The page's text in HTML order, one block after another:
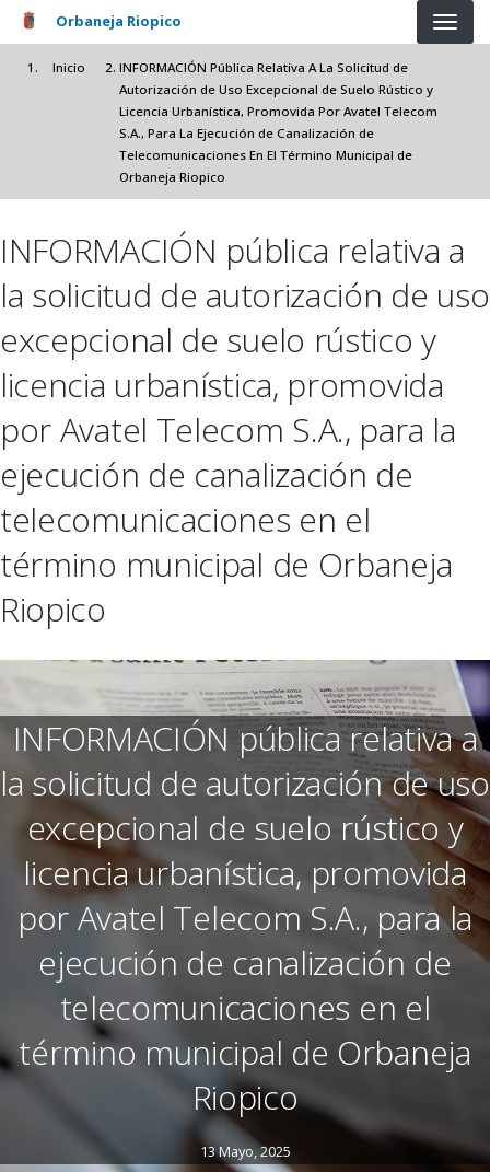
Pasar al contenido principal
Orbaneja Riopico
Inicio
INFORMACIÓN Pública Relativa A La Solicitud de
Autorización de Uso Excepcional de Suelo Rústico y
Licencia Urbanística, Promovida Por Avatel Telecom
S.A., Para La Ejecución de Canalización de
Telecomunicaciones En El Término Municipal de
Orbaneja Riopico
INFORMACIÓN pública relativa a
la solicitud de autorización de uso
excepcional de suelo rústico y
licencia urbanística, promovida
por Avatel Telecom S.A., para la
ejecución de canalización de
telecomunicaciones en el
término municipal de Orbaneja
Riopico
INFORMACIÓN pública relativa a
la solicitud de autorización de uso
excepcional de suelo rústico y
licencia urbanística, promovida
por Avatel Telecom S.A., para la
ejecución de canalización de
telecomunicaciones en el
término municipal de Orbaneja
Riopico
13 Mayo, 2025